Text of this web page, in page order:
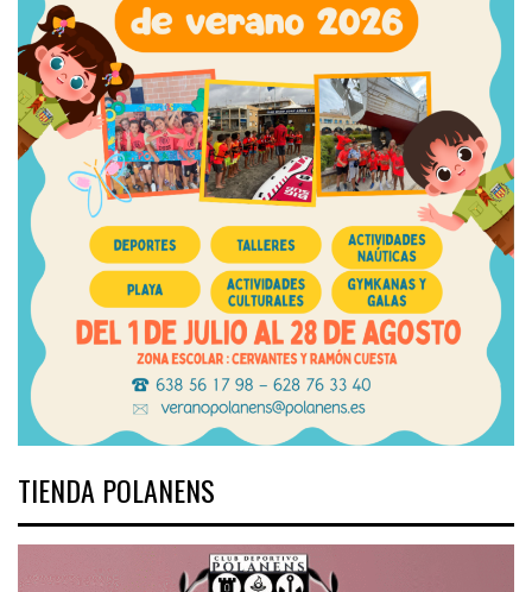
TIENDA POLANENS